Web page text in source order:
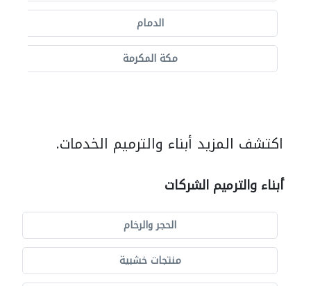
الدمام
مكة المكرمة
اكتشف المزيد أبناء والترميم الخدمات.
أبناء والترميم الشركات
الحجر والرخام
منتجات خشبية